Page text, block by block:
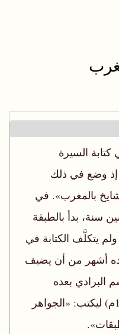
كتابة السيرة
إذ وضع في ذلك
بالمغرب». في
سنة، بدأ بالطبقة
(50ه 100ه/670-718م)، ولم يتكلَّف الكتابة في
أشهر من أن يضيف
البرادي بعده
بقرنين تقريبًا (حي 810ه /1407م) ليكتب: «الجواهر